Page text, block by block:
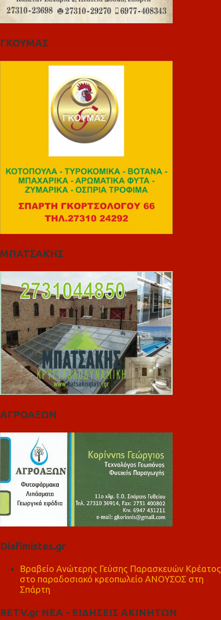
ΓΚΟΥΜΑΣ
ΜΠΑΤΣΑΚΗΣ
ΑΓΡΟΑΞΩΝ
Diafimistes.gr
Βραβείο Ανώτερης Γεύσης Παρασκευών Κρέατος
στο παραδοσιακό κρεοπωλείο ΑΝΟΥΣΟΣ στη
Σπάρτη
RETV.gr ΝΕΑ - ΕΙΔΗΣΕΙΣ ΑΚΙΝΗΤΩΝ